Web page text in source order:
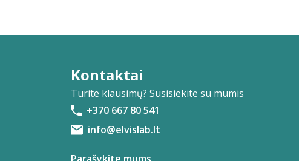
Kontaktai
Turite klausimų? Susisiekite su mumis
+370 667 80 541
info@elvislab.lt